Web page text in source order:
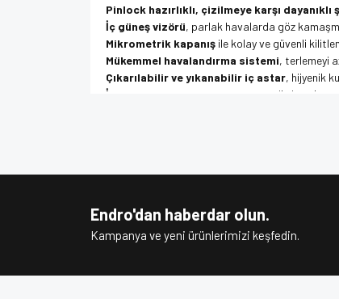
Pinlock hazırlıklı, çizilmeye karşı
İç güneş vizörü, parlak havalarda göz
Mikrometrik kapanış ile kolay ve güvenli
Mükemmel havalandırma sistemi, terlemeyi
Çıkarılabilir ve yıkanabilir iç astar, hijyenik
İletişim sistemlerine hazır
yapısı ile interkom
En İyi Kask Markası, Çene
Kaskı, Motosiklet Kask Fiyatları, Origine Kask,
Ürün resmi kalitesiz, bozuk veya
Ürün bilgilerinde hatalar bulunuyor.
Bu ürüne benzer farklı alternatifler olmalı.
Endro'dan haberdar olun.
Kampanya ve yeni ürünlerimizi keşfedin.